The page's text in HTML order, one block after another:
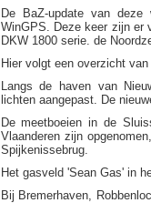
De BaZ-update van
WinGPS. Deze keer zijn er
DKW 1800 serie. de
Hier volgt een overzicht
Langs de haven van
lichten aangepast. De
De meetboeien in de
Vlaanderen zijn
Spijkenissebrug.
Het gasveld 'Sean Gas' in
Bij Bremerhaven,